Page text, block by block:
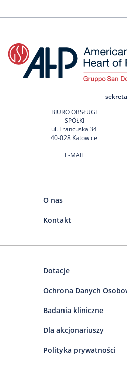
BIURO OBSŁUGI
SPÓŁKI
ul. Francuska 34
40-028 Katowice
E-MAIL
O nas
Kontakt
Dotacje
Ochrona Danych
Badania kliniczne
Dla akcjonariuszy
Polityka prywatności